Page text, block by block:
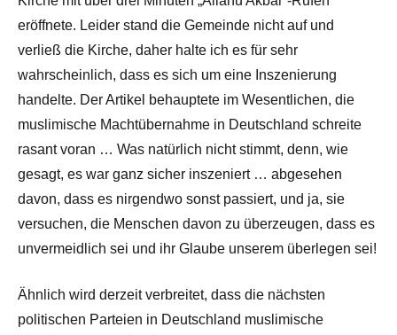
eröffnete. Leider stand die Gemeinde nicht auf und
verließ die Kirche, daher halte ich es für sehr
wahrscheinlich, dass es sich um eine Inszenierung
handelte. Der Artikel behauptete im Wesentlichen, die
muslimische Machtübernahme in Deutschland schreite
rasant voran … Was natürlich nicht stimmt, denn, wie
gesagt, es war ganz sicher inszeniert … abgesehen
davon, dass es nirgendwo sonst passiert, und ja, sie
versuchen, die Menschen davon zu überzeugen, dass es
unvermeidlich sei und ihr Glaube unserem überlegen sei!
Ähnlich wird derzeit verbreitet, dass die nächsten
politischen Parteien in Deutschland muslimische